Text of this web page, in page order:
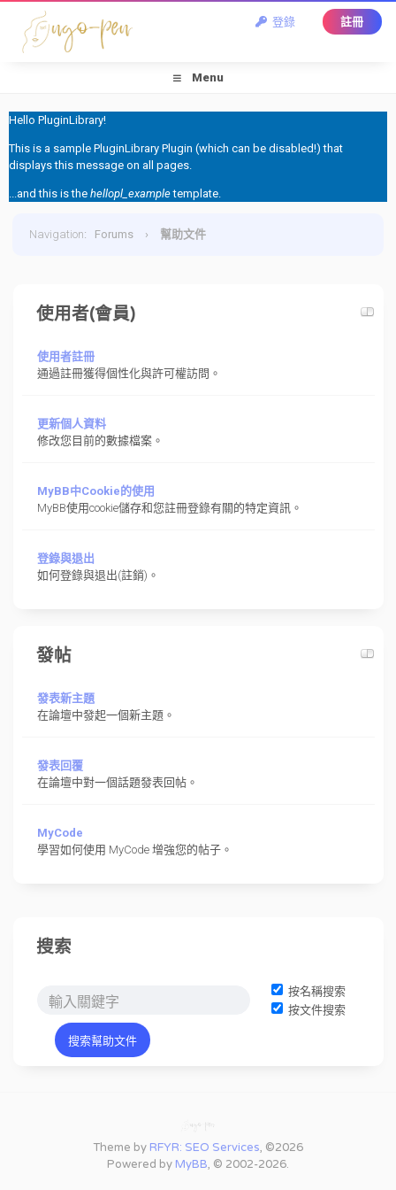
登錄 註冊
Menu
Hello PluginLibrary!
This is a sample PluginLibrary Plugin (which can be disabled!) that
displays this message on all pages.
...and this is the hellopl_exampletemplate.
Navigation: Forums › 幫助文件
使用者(會員)
使用者註冊
通過註冊獲得個性化與許可權訪問。
更新個人資料
修改您目前的數據檔案。
MyBB中Cookie的使用
MyBB使用cookie儲存和您註冊登錄有關的特定資訊。
登錄與退出
如何登錄與退出(註銷)。
發帖
發表新主題
在論壇中發起一個新主題。
發表回覆
在論壇中對一個話題發表回帖。
MyCode
學習如何使用 MyCode 增強您的帖子。
搜索
按名稱搜索
按文件搜索
Theme by RFYR: SEO Services, ©2026
Powered by MyBB, © 2002-2026.